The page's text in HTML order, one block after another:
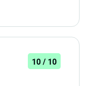
10 / 10